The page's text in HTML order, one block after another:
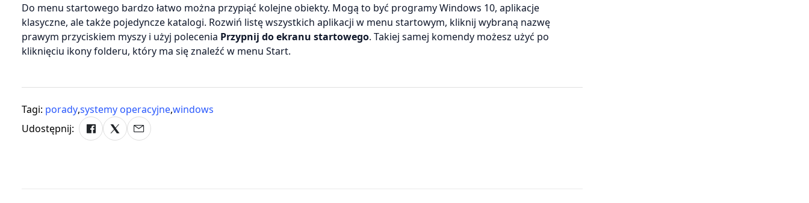
Do menu startowego bardzo łatwo można przypiąć kolejne obiekty. Mogą to być programy Windows 10, aplikacje
klasyczne, ale także pojedyncze katalogi. Rozwiń listę wszystkich aplikacji w menu startowym, kliknij wybraną nazwę
prawym przyciskiem myszy i użyj polecenia Przypnij do ekranu startowego. Takiej samej komendy możesz użyć po
kliknięciu ikony folderu, który ma się znaleźć w menu Start.
Tagi: porady,systemy operacyjne,windows
Udostępnij: